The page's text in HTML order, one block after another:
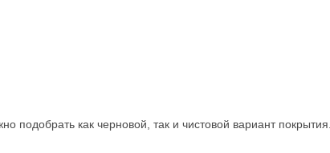
как черновой, так и чистовой вариант покрытия.